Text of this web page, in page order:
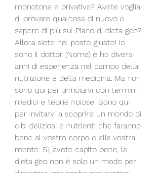
monotone e privative? Avete voglia
di provare qualcosa di nuovo e
sapere di più sul Piano di dieta geo?
Allora siete nel posto giusto! Io
sono il dottor (Nome) e ho diversi
anni di esperienza nel campo della
nutrizione e della medicina. Ma non
sono qui per annoiarvi con termini
medici e teorie noiose. Sono qui
per invitarvi a scoprire un mondo di
cibi deliziosi e nutrienti che faranno
bene al vostro corpo e alla vostra
mente. Sì, avete capito bene, la
dieta geo non è solo un modo per